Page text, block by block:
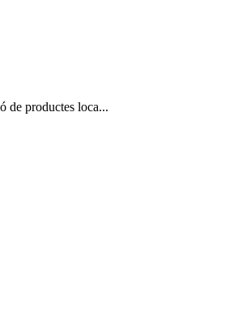
de productes loca...